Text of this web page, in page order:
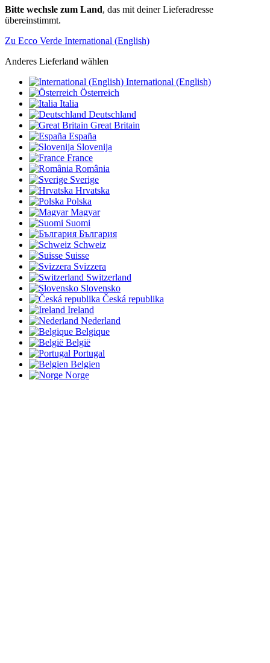
Bitte wechsle zum Land, das mit deiner Lieferadresse
übereinstimmt.
Zu Ecco Verde International (English)
Anderes Lieferland wählen
International (English)
Österreich
Italia
Deutschland
Great Britain
España
Slovenija
France
România
Sverige
Hrvatska
Polska
Magyar
Suomi
България
Schweiz
Suisse
Svizzera
Switzerland
Slovensko
Česká republika
Ireland
Nederland
Belgique
België
Portugal
Belgien
Norge